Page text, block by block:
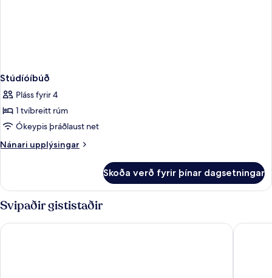
Stúdíóíbúð
Pláss fyrir 4
1 tvíbreitt rúm
Ókeypis þráðlaust net
Nánari upplýsingar
Nánari
Skoða verð fyrir þínar dagsetningar
Svipaðir gististaðir
La Pineta Hotel Beach & SPA Castello